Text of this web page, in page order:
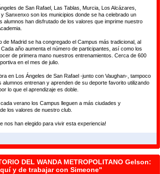
de San Rafael, Las Tablas, Murcia, Los Alcázares,
Sanxenxo son los municipios donde se ha celebrado un
alumnos han disfrutado de los valores que imprime nuestro
de Madrid se ha congregado el Campus más tradicional, al
año aumenta el número de participantes, así como los
de primera mano nuestros entrenamientos. Cerca de 600
en el mes de julio.
en Los Ángeles de San Rafael -junto con Vaughan-, tampoco
entrenan y aprenden de su deporte favorito utilizando
lo que el aprendizaje es doble.
verano los Campus lleguen a más ciudades y
los valores de nuestro club.
nos han elegido para vivir esta experiencia!
DEL WANDA METROPOLITANO Gelson:
y de trabajar con Simeone"